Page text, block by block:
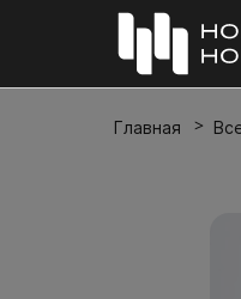
Главная